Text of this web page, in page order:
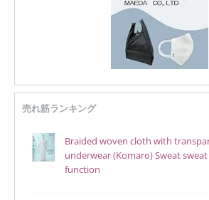
売れ筋ランキング
Braided woven cloth with
underwear (Komaro) Sweat
function